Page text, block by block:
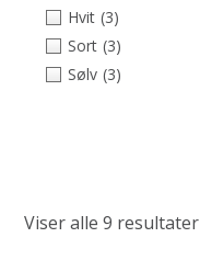
Hvit (3)
Sort (3)
Sølv (3)
Viser alle 9 resultater